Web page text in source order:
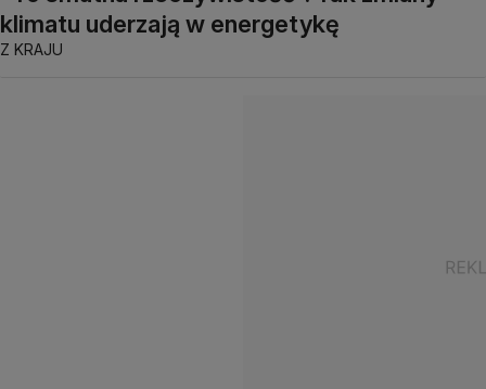
klimatu uderzają w energetykę
Z KRAJU